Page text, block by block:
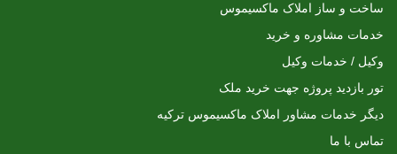
ساخت و ساز املاک ماکسیموس
خدمات مشاوره و خرید
وکیل / خدمات وکیل
تور بازدید پروژه جهت خرید ملک
دیگر خدمات مشاور املاک ماکسیموس ترکیه
تماس با ما